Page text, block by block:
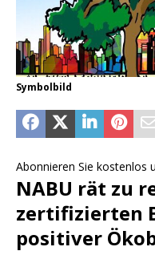
Symbolbild
Abonnieren Sie kostenlos
NABU rät zu
zertifizierten
positiver